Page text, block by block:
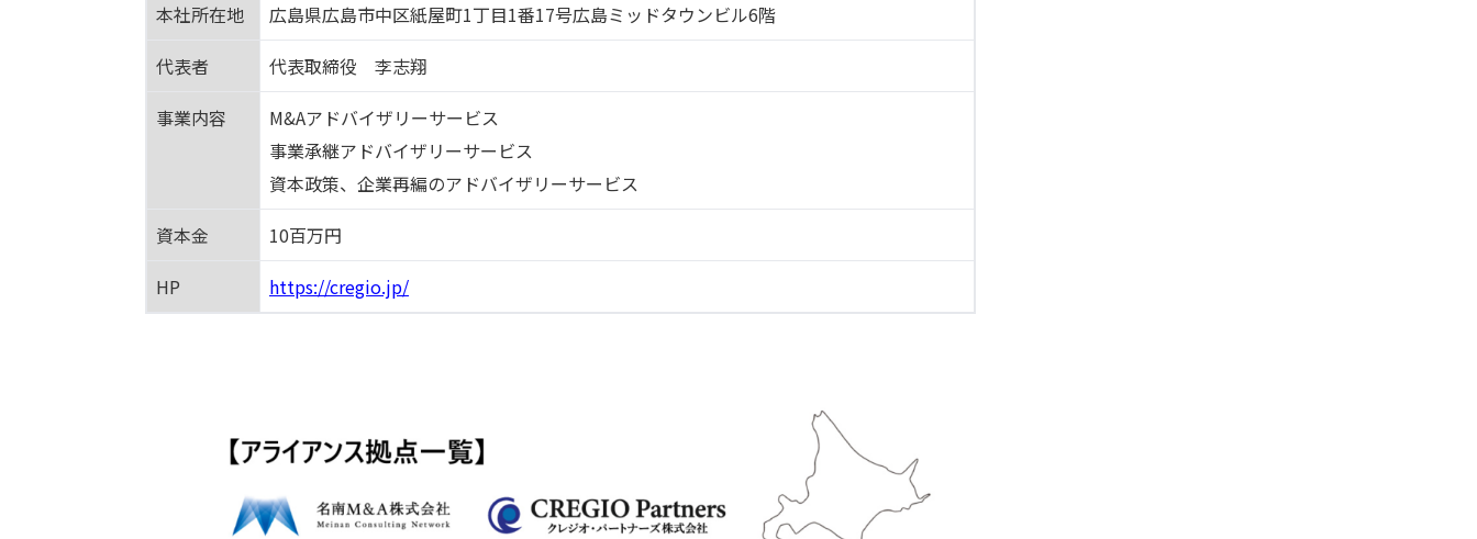
本社所在地
広島県広島市中区紙屋町1丁目1番17号広島ミッドタウンビル6階
代表者
代表取締役 李志翔
事業内容
M&Aアドバイザリーサービス
事業承継アドバイザリーサービス
資本政策、企業再編のアドバイザリーサービス
資本金
10百万円
HP
https://cregio.jp/